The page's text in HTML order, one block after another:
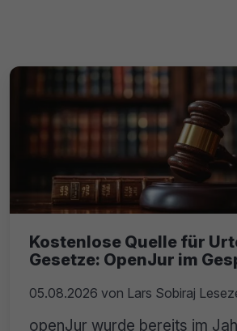
Kostenlose Quelle für
Gesetze: OpenJur im
05.08.2026 von Lars Sobiraj
openJur wurde bereits im